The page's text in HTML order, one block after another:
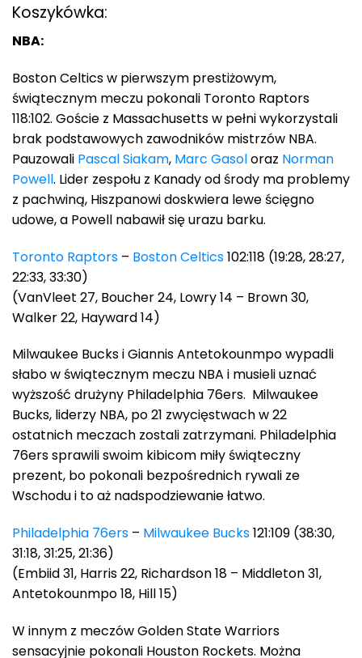
Koszykówka:
NBA:
Boston Celtics w pierwszym prestiżowym,
świątecznym meczu pokonali Toronto Raptors
118:102. Goście z Massachusetts w pełni wykorzystali
brak podstawowych zawodników mistrzów NBA.
Pauzowali Pascal Siakam, Marc Gasoloraz Norman
Powell. Lider zespołu z Kanady od środy ma problemy
z pachwiną, Hiszpanowi doskwiera lewe ścięgno
udowe, a Powell nabawił się urazu barku.
Toronto Raptors – Boston Celtics102:118 (19:28, 28:27,
22:33, 33:30)
(VanVleet 27, Boucher 24, Lowry 14 – Brown 30,
Walker 22, Hayward 14)
Milwaukee Bucks i Giannis Antetokounmpo wypadli
słabo w świątecznym meczu NBA i musieli uznać
wyższość drużyny Philadelphia 76ers. Milwaukee
Bucks, liderzy NBA, po 21 zwycięstwach w 22
ostatnich meczach zostali zatrzymani. Philadelphia
76ers sprawili swoim kibicom miły świąteczny
prezent, bo pokonali bezpośrednich rywali ze
Wschodu i to aż nadspodziewanie łatwo.
Philadelphia 76ers – Milwaukee Bucks121:109 (38:30,
31:18, 31:25, 21:36)
(Embiid 31, Harris 22, Richardson 18 – Middleton 31,
Antetokounmpo 18, Hill 15)
W innym z meczów Golden State Warriors
sensacyjnie pokonali Houston Rockets. Można